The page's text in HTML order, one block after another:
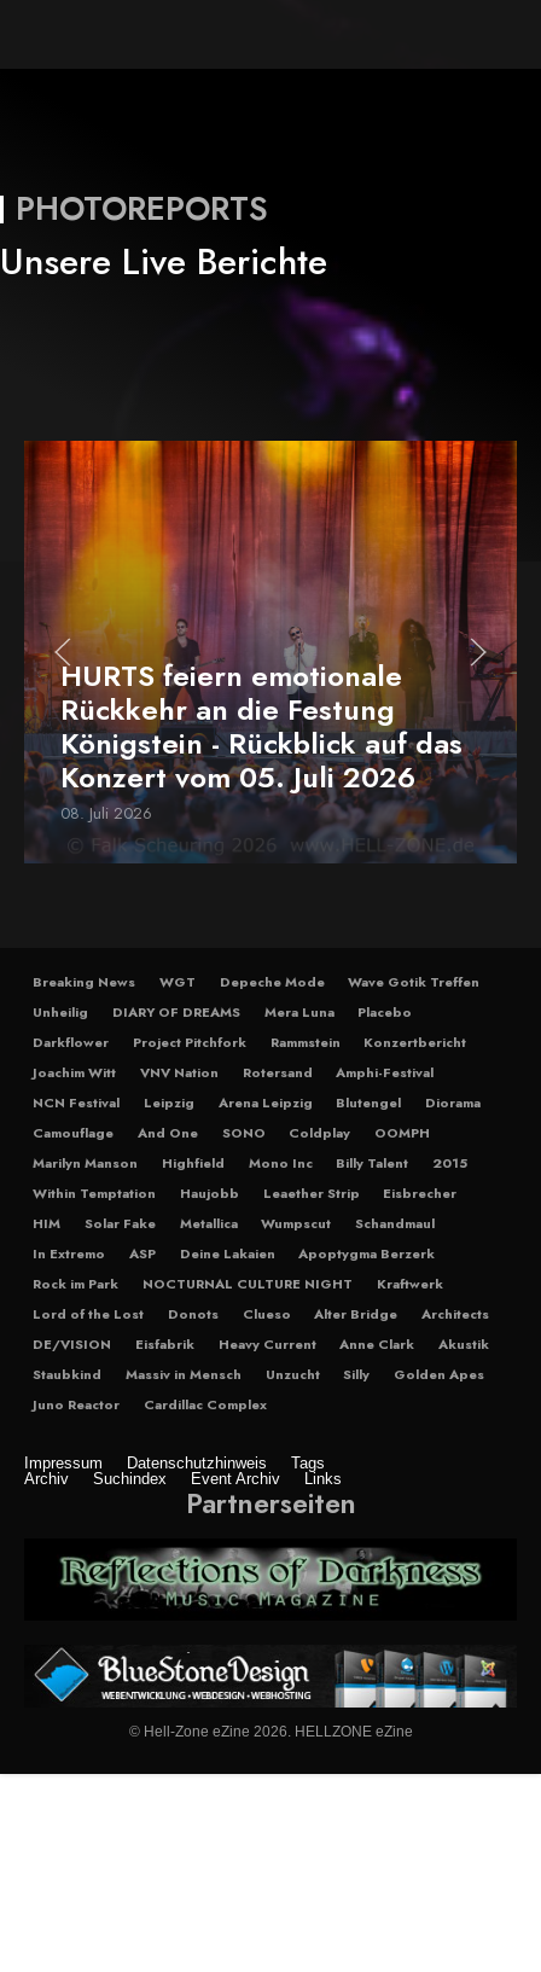
PHOTOREPORTS
Unsere Live Berichte
HURTS feiern emotionale
Rückkehr an die Festung
Königstein - Rückblick auf das
Konzert vom 05. Juli 2026
08. Juli 2026
Breaking News WGT Depeche Mode
Wave Gotik Treffen
Unheilig
DIARY OF DREAMS Mera Luna
Placebo
Darkflower
Project Pitchfork Rammstein
Konzertbericht
Joachim Witt
VNV Nation Rotersand
Amphi-Festival
NCN Festival
Leipzig Arena Leipzig Blutengel
Diorama
Camouflage
And One SONO Coldplay
OOMPH
Marilyn Manson
Highfield Mono Inc Billy Talent
2015
Within Temptation
Haujobb Leaether Strip
Eisbrecher
HIM
Solar Fake Metallica Wumpscut
Schandmaul
In Extremo
ASP Deine Lakaien
Apoptygma Berzerk
Rock im Park
NOCTURNAL CULTURE NIGHT
Kraftwerk
Lord of the Lost
Donots Clueso Alter Bridge
Architects
DE/VISION
Eisfabrik Heavy Current Anne Clark
Akustik
Staubkind
Massiv in Mensch Unzucht Silly
Golden Apes
Juno Reactor
Cardillac Complex
Impressum Datenschutzhinweis
Tags
Archiv
Suchindex Event Archiv Links
Partnerseiten
© Hell-Zone eZine 2026. HELLZONE eZine